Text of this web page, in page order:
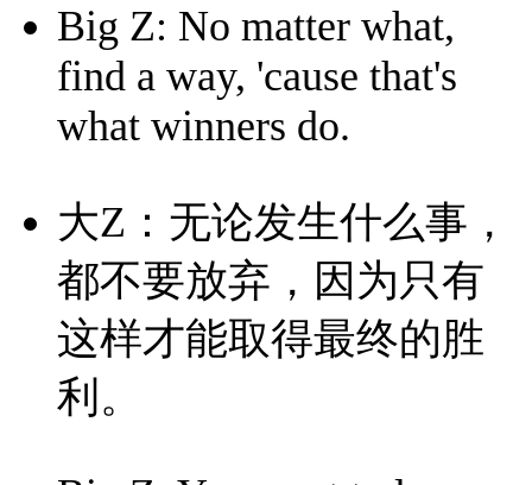
Big Z: No matter what,
find a way, 'cause that's
what winners do.
大Z：无论发生什么事，
都不要放弃，因为只有
这样才能取得最终的胜
利。